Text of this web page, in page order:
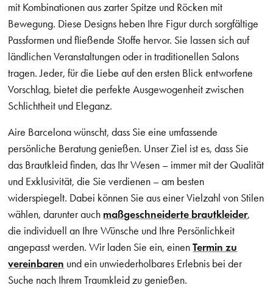
mit Kombinationen aus zarter Spitze und Röcken mit
Bewegung. Diese Designs heben Ihre Figur durch sorgfältige
Passformen und fließende Stoffe hervor. Sie lassen sich auf
ländlichen Veranstaltungen oder in traditionellen Salons
tragen. Jeder, für die Liebe auf den ersten Blick entworfene
Vorschlag, bietet die perfekte Ausgewogenheit zwischen
Schlichtheit und Eleganz.
Aire Barcelona wünscht, dass Sie eine umfassende
persönliche Beratung genießen. Unser Ziel ist es, dass Sie
das Brautkleid finden, das Ihr Wesen – immer mit der Qualität
und Exklusivität, die Sie verdienen – am besten
widerspiegelt. Dabei können Sie aus einer Vielzahl von Stilen
wählen, darunter auch maßgeschneiderte brautkleider,
die individuell an Ihre Wünsche und Ihre Persönlichkeit
angepasst werden. Wir laden Sie ein, einenTermin zu
vereinbaren und ein unwiederholbares Erlebnis bei der
Suche nach Ihrem Traumkleid zu genießen.